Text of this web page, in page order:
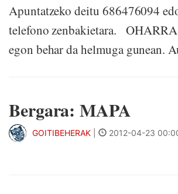
Apuntatzeko deitu 686476094
telefono zenbakietara.
egon behar da helmuga gunean.
Bergara: MAPA
GOITIBEHERAK 2012-04-23